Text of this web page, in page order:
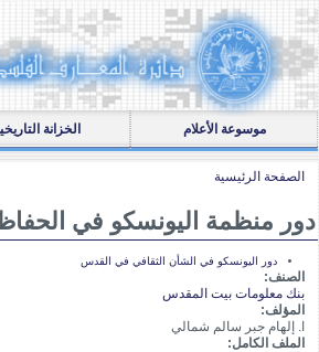
[Skip Header and Navigation][Jump to Main Content]
Primary Links
موسوعة الأعلام الخزانة
الصفحة الرئيسية
دور منظمة اليونسكو في
دور اليونسكو في الشأن الثقافي في القدس
الصنف:
بنك معلومات بيت المقدس
المؤلف:
ا. إلهام جبر سالم شمالي
الملف الكامل: